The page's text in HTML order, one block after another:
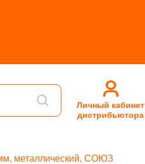
Личный кабинет
дистрибьютора
металлический, СОЮЗ